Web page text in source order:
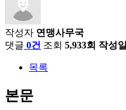
작성자 연맹사무국
댓글 0건 조회 5,933회 작성일
목록
본문